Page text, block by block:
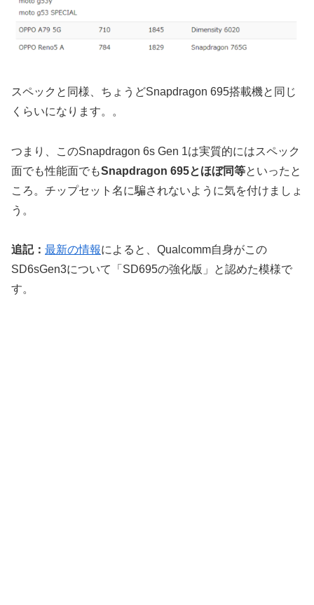
スペックと同様、ちょうどSnapdragon 695搭載機と同じ
くらいになります。。
つまり、このSnapdragon 6s Gen 1は実質的にはスペック
面でも性能面でもSnapdragon 695とほぼ同等といったと
ころ。チップセット名に騙されないように気を付けましょ
う。
追記： 最新の情報によると、Qualcomm自身がこの
SD6sGen3について「SD695の強化版」と認めた模様で
す。